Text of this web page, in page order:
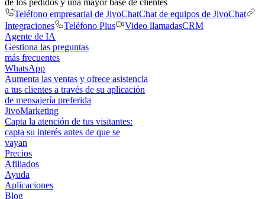
de los pedidos y una mayor base de clientes
Teléfono empresarial de JivoChatChat de equipos de JivoChat
Integraciones
Teléfono Plus Video llamadasCRM
Agente de IA
Gestiona las preguntas
más frecuentes
WhatsApp
Aumenta las ventas y ofrece asistencia
a tus clientes a través de su aplicación
de mensajería preferida
JivoMarketing
Capta la atención de tus visitantes:
capta su interés antes de que se
vayan
Precios
Afiliados
Ayuda
Aplicaciones
Blog